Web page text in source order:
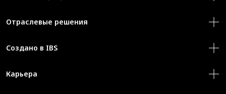
Отраслевые решения
Создано в IBS
Карьера